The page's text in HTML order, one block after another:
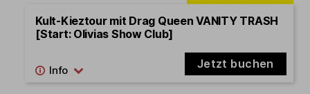
Kult-Kieztour mit Drag Queen VANITY TRASH
[Start: Olivias Show Club]
Jetzt buchen